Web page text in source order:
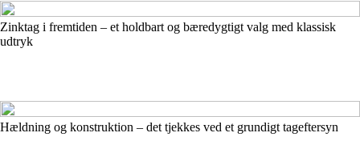
Zinktag i fremtiden – et holdbart og bæredygtigt valg med klassisk
udtryk
Hældning og konstruktion – det tjekkes ved et grundigt tageftersyn